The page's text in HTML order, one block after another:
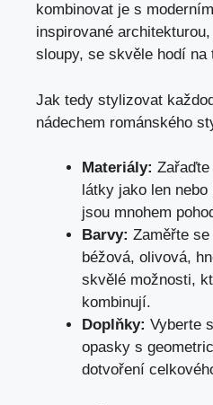
kombinovat je s
inspirované
sloupy, se skvěle hodí na
Jak tedy stylizovat
nádechem románského
Materiály:
látky jako len
jsou mnohem
Barvy: Zaměřte
béžová, olivová,
skvělé možnosti,
kombinují.
Doplňky: Vyberte
opasky s
dotvoření